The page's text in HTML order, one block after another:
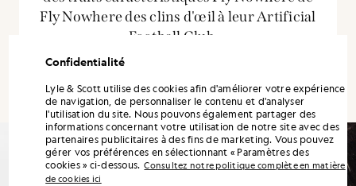
Fly Nowhere des clins d'œil à leur Artificial
Football Club. »
Confidentialité
Lyle & Scott utilise des cookies afin d'améliorer votre expérience
de navigation, de personnaliser le contenu et d'analyser
l'utilisation du site. Nous pouvons également partager des
informations concernant votre utilisation de notre site avec des
partenaires publicitaires à des fins de marketing. Vous pouvez
gérer vos préférences en sélectionnant « Paramètres des
cookies » ci-dessous. Consultez notre politique complète en matière
de cookies ici